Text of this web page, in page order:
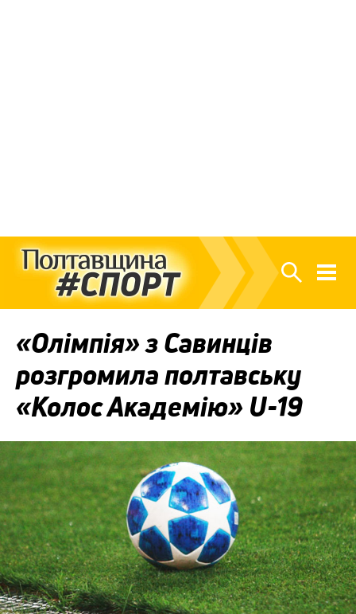
«Олімпія» з Савинців
розгромила полтавську
«Колос Академію» U-19